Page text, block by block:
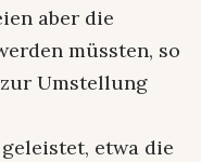
aber die
müssten, so
Umstellung
etwa die